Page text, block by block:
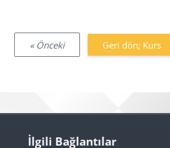
« Önceki Geri dön; Kurs
Bloklar
İlgili Bağlantılar